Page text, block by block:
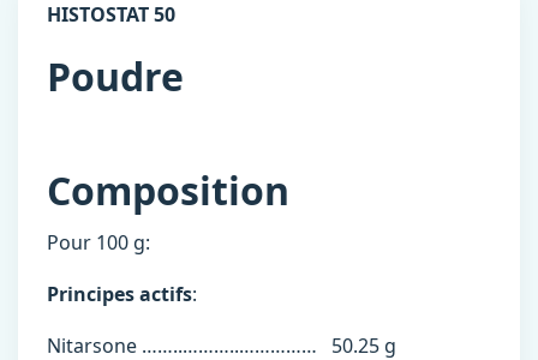
HISTOSTAT 50
Poudre
Composition
Pour 100 g:
Principes actifs:
Nitarsone ……..………..…………… 50.25 g